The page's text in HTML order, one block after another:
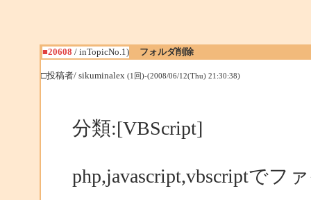
■20608 / inTopicNo.1) フォルダ削除
□投稿者/ sikuminalex (1回)-(2008/06/12(Thu) 21:30:38)
分類:[VBScript]
php,javascript,vbscriptでフ